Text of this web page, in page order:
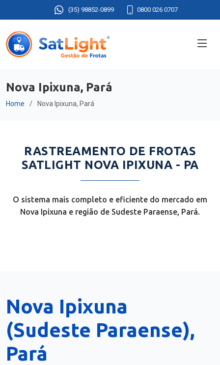
(35) 98852-0899 0800 026 0707
Nova Ipixuna, Pará
Home Nova Ipixuna, Pará
RASTREAMENTO DE FROTAS
SATLIGHT NOVA IPIXUNA - PA
O sistema mais completo e eficiente do mercado em
Nova Ipixuna e região de Sudeste Paraense, Pará.
Nova Ipixuna
(Sudeste Paraense),
Pará